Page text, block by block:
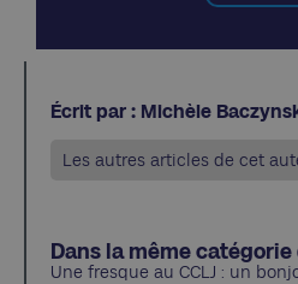
Écrit par : Michèle
Les autres articles de cet
Dans la même
Une fresque au CCLJ : un